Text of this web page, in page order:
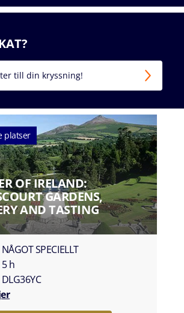
till din kryssning!
platser
OF IRELAND:
GARDENS,
AND TASTING
NÅGOT SPECIELLT
5 h
DLG36YC